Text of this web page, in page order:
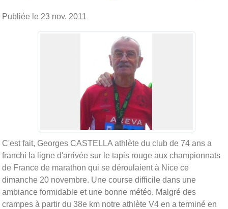
Publiée le 23 nov. 2011
C'est fait, Georges CASTELLA athlète du club de 74 ans a
franchi la ligne d'arrivée sur le tapis rouge aux championnats
de France de marathon qui se déroulaient à Nice ce
dimanche 20 novembre. Une course difficile dans une
ambiance formidable et une bonne météo. Malgré des
crampes à partir du 38e km notre athlète V4 en a terminé en